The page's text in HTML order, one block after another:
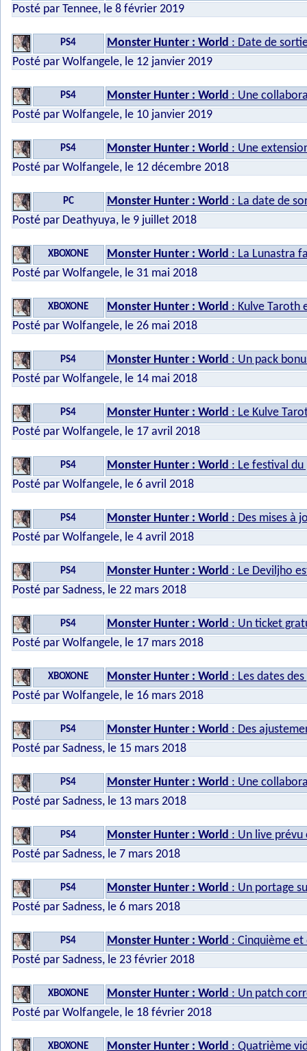
Posté par Tennee, le 8 février 2019
PS4 Monster Hunter : World : Date de
Posté par Wolfangele, le 12 janvier 2019
PS4 Monster Hunter : World : Une
Posté par Wolfangele, le 10 janvier 2019
PS4 Monster Hunter : World : Une
Posté par Wolfangele, le 12 décembre 2018
PC Monster Hunter : World : La date de
Posté par Deathyuya, le 9 juillet 2018
XBOXONE Monster Hunter : World : La Lunastra
Posté par Wolfangele, le 31 mai 2018
XBOXONE Monster Hunter : World : Kulve Taroth
Posté par Wolfangele, le 26 mai 2018
PS4 Monster Hunter : World : Un pack
Posté par Wolfangele, le 14 mai 2018
PS4 Monster Hunter : World : Le Kulve
Posté par Wolfangele, le 17 avril 2018
PS4 Monster Hunter : World : Le festival du
Posté par Wolfangele, le 6 avril 2018
PS4 Monster Hunter : World : Des mises à
Posté par Wolfangele, le 4 avril 2018
PS4 Monster Hunter : World : Le Deviljho
Posté par Sadness, le 22 mars 2018
PS4 Monster Hunter : World : Un ticket
Posté par Wolfangele, le 17 mars 2018
XBOXONE Monster Hunter : World : Les dates
Posté par Wolfangele, le 16 mars 2018
PS4 Monster Hunter : World : Des
Posté par Sadness, le 15 mars 2018
PS4 Monster Hunter : World : Une
Posté par Sadness, le 13 mars 2018
PS4 Monster Hunter : World : Un live prévu
Posté par Sadness, le 7 mars 2018
PS4 Monster Hunter : World : Un portage
Posté par Sadness, le 6 mars 2018
PS4 Monster Hunter : World : Cinquième
Posté par Sadness, le 23 février 2018
XBOXONE Monster Hunter : World : Un patch
Posté par Wolfangele, le 18 février 2018
XBOXONE Monster Hunter : World : Quatrième